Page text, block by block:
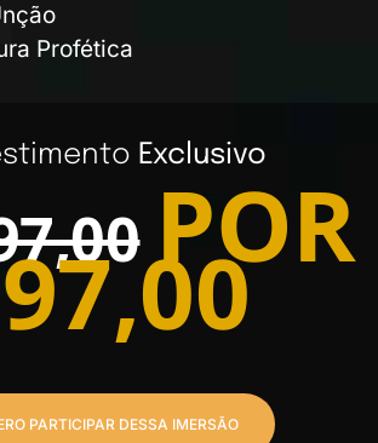
Profética
Exclusivo
POR
PARTICIPAR DESSA IMERSÃO